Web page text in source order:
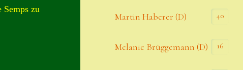
Semps zu
Martin Haberer (D) 40
Melanie Brüggemann (D) 16